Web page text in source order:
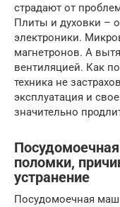
страдают от
Плиты и духовки –
электроники.
магнетронов. А
вентиляцией. Как
техника не
эксплуатация и
значительно
поломки,
устранение
Посудомоечная